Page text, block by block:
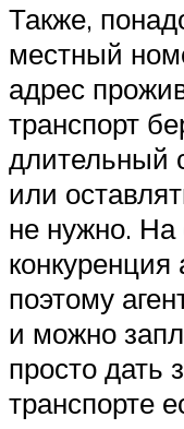
Также,
местный
адрес
транспорт
длительный
или
не нужно. На
конкуренция
поэтому
и можно
просто дать
транспорте